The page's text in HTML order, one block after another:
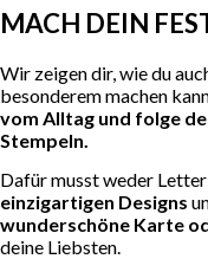
MACH DEIN
Wir zeigen dir, wie du
besonderem machen
vom Alltag und folge
Stempeln.
Dafür musst weder
einzigartigen Designs
wunderschöne Karte
deine Liebsten.